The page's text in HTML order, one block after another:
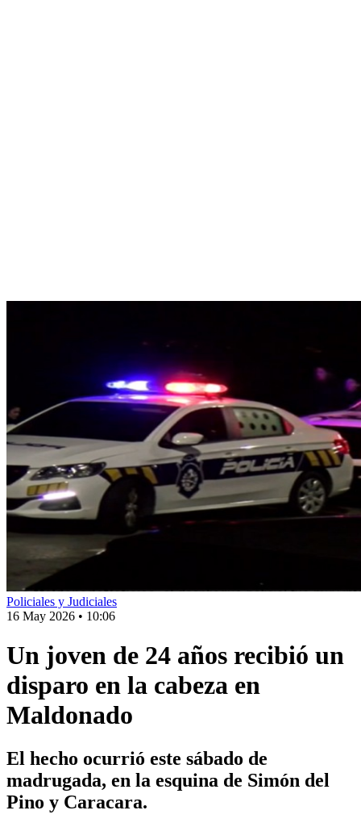
Policiales y Judiciales
16 May 2026 • 10:06
Un joven de 24 años recibió un
disparo en la cabeza en
Maldonado
El hecho ocurrió este sábado de
madrugada, en la esquina de Simón del
Pino y Caracara.